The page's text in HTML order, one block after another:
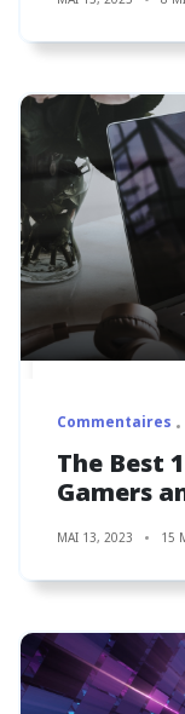
Commentaires
The Best
Gamers
MAI 13, 2023 15